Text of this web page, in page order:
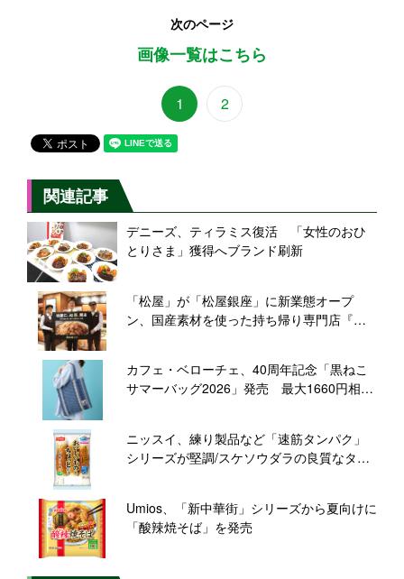
次のページ
画像一覧はこちら
1 2
関連記事
デニーズ、ティラミス復活 「女性のおひ
とりさま」獲得へブランド刷新
「松屋」が「松屋銀座」に新業態オープ
ン、国産素材を使った持ち帰り専門店『松
カフェ・ベローチェ、40周年記念「黒ねこ
サマーバッグ2026」発売 最大1660円相当
ニッスイ、練り製品など「速筋タンパク」
シリーズが堅調/スケソウダラの良質なタン
Umios、「新中華街」シリーズから夏向けに
「酸辣焼そば」を発売